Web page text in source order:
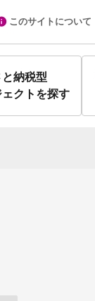
このサイトについて
納税型
クト を探す